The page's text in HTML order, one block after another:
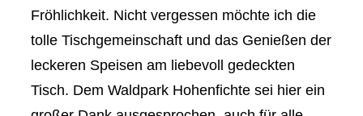
Fröhlichkeit. Nicht vergessen möchte ich die
tolle Tischgemeinschaft und das Genießen der
leckeren Speisen am liebevoll gedeckten
Tisch. Dem Waldpark Hohenfichte sei hier ein